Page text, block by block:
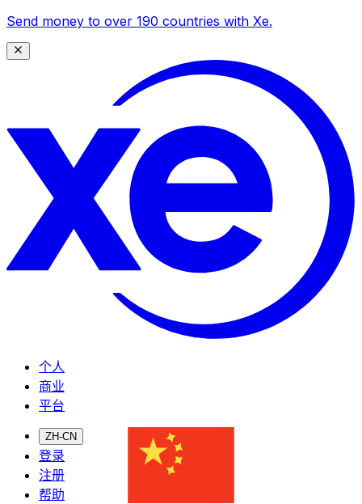
Send money to over 190 countries with Xe.
个人
商业
平台
ZH-CN
登录
注册
帮助